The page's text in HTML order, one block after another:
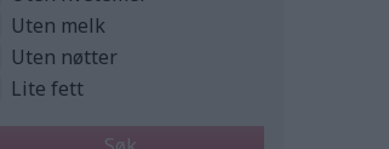
Uten melk
Uten nøtter
Lite fett